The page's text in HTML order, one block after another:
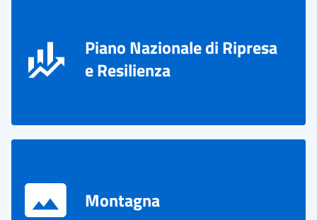
Piano Nazionale di Ripresa
e Resilienza
Montagna